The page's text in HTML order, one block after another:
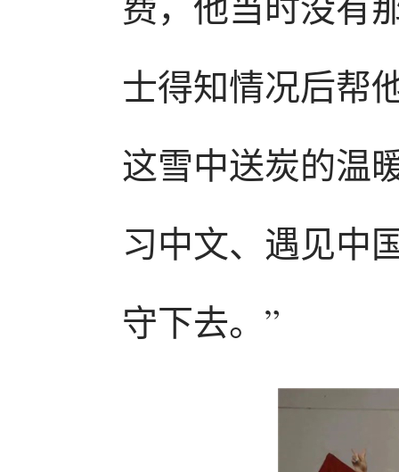
士得知情况后帮
这雪中送炭的温
习中文、遇见中
守下去。”